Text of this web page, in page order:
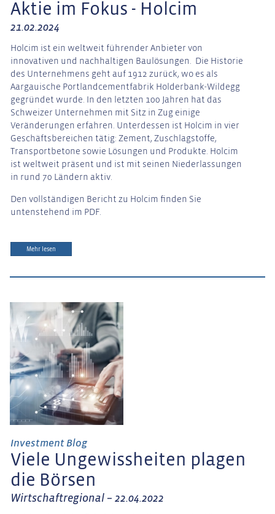
Aktie im Fokus - Holcim
21.02.2024
Holcim ist ein weltweit führender Anbieter von
innovativen und nachhaltigen Baulösungen. Die Historie
des Unternehmens geht auf 1912 zurück, wo es als
Aargauische Portlandcementfabrik Holderbank-Wildegg
gegründet wurde. In den letzten 100 Jahren hat das
Schweizer Unternehmen mit Sitz in Zug einige
Veränderungen erfahren. Unterdessen ist Holcim in vier
Geschäftsbereichen tätig: Zement, Zuschlagstoffe,
Transportbetone sowie Lösungen und Produkte. Holcim
ist weltweit präsent und ist mit seinen Niederlassungen
in rund 70 Ländern aktiv.
Den vollständigen Bericht zu Holcim finden Sie
untenstehend im PDF.
Mehr lesen
Investment Blog
Viele Ungewissheiten plagen
die Börsen
Wirtschaftregional – 22.04.2022